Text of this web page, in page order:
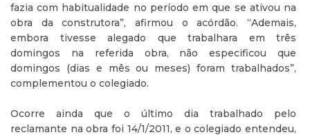
fazia com habitualidade no período em que se ativou na
obra da construtora”, afirmou o acórdão. “Ademais,
embora tivesse alegado que trabalhara em três
domingos na referida obra, não especificou que
domingos (dias e mês ou meses) foram trabalhados”,
complementou o colegiado.
Ocorre ainda que o último dia trabalhado pelo
reclamante na obra foi 14/1/2011, e o colegiado entendeu,